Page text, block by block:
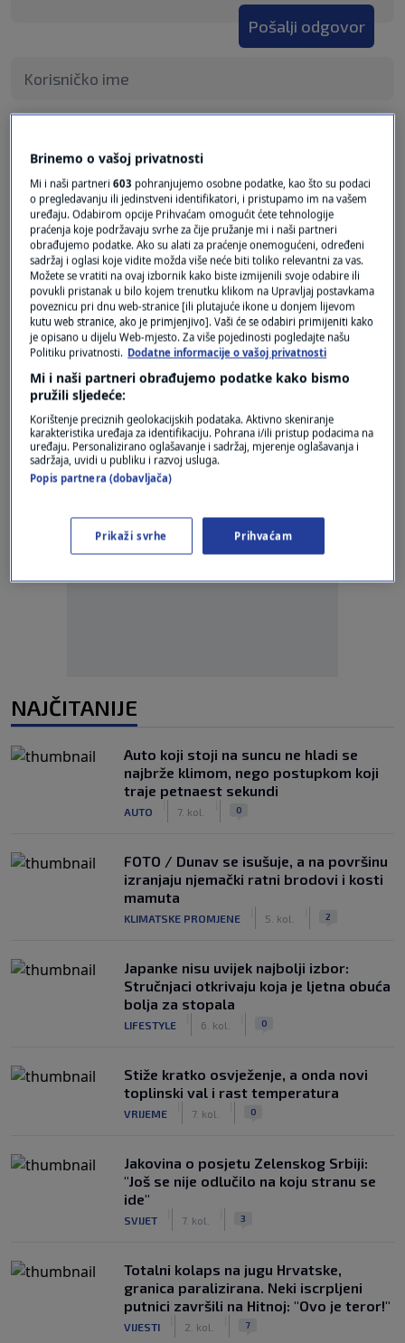
Pošalji odgovor
Oglas
NAJČITANIJE
Auto koji stoji na suncu ne hladi se
najbrže klimom, nego postupkom koji
traje petnaest sekundi
AUTO 7. kol. 0
FOTO / Dunav se isušuje, a na površinu
izranjaju njemački ratni brodovi i kosti
mamuta
KLIMATSKE PROMJENE 5. kol. 2
Japanke nisu uvijek najbolji izbor:
Stručnjaci otkrivaju koja je ljetna obuća
bolja za stopala
LIFESTYLE 6. kol. 0
Stiže kratko osvježenje, a onda novi
toplinski val i rast temperatura
VRIJEME 7. kol. 0
Jakovina o posjetu Zelenskog Srbiji:
"Još se nije odlučilo na koju stranu se
ide"
SVIJET 7. kol. 3
Totalni kolaps na jugu Hrvatske,
granica paralizirana. Neki iscrpljeni
putnici završili na Hitnoj: "Ovo je teror!"
VIJESTI 2. kol. 7
Brinemo o vašoj privatnosti
Mi i naši partneri603 pohranjujemo osobne podatke, kao što su podaci
o pregledavanju ili jedinstveni identifikatori, i pristupamo im na vašem
uređaju. Odabirom opcije Prihvaćam omogućit ćete tehnologije
praćenja koje podržavaju svrhe za čije pružanje mi i naši partneri
obrađujemo podatke. Ako su alati za praćenje onemogućeni, određeni
sadržaj i oglasi koje vidite možda više neće biti toliko relevantni za vas.
Možete se vratiti na ovaj izbornik kako biste izmijenili svoje odabire ili
povukli pristanak u bilo kojem trenutku klikom na Upravljaj postavkama
poveznicu pri dnu web-stranice [ili plutajuće ikone u donjem lijevom
kutu web stranice, ako je primjenjivo]. Vaši će se odabiri primijeniti kako
je opisano u dijelu Web-mjesto. Za više pojedinosti pogledajte našu
Politiku privatnosti. Dodatne informacije o vašoj privatnosti
Mi i naši partneri obrađujemo podatke kako bismo
pružili sljedeće:
Korištenje preciznih geolokacijskih podataka. Aktivno skeniranje
karakteristika uređaja za identifikaciju. Pohrana i/ili pristup podacima na
uređaju. Personalizirano oglašavanje i sadržaj, mjerenje oglašavanja i
sadržaja, uvidi u publiku i razvoj usluga.
Popis partnera (dobavljača)
Prikaži svrhe Prihvaćam